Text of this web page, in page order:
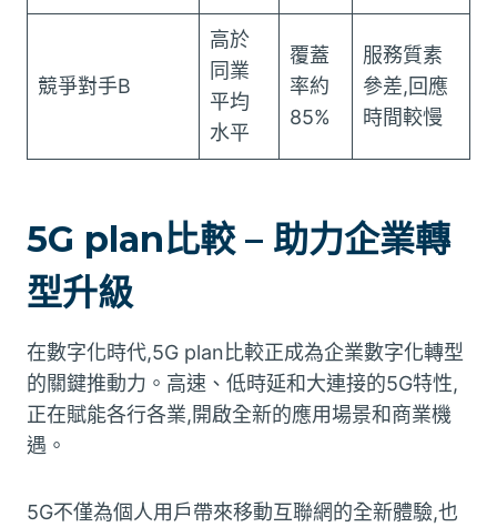
競爭對手B
高於
同業
平均
水平
覆蓋
率約
85%
服務質素
參差,回應
時間較慢
5G plan比較 – 助力企業轉
型升級
在數字化時代,5G plan比較正成為企業數字化轉型
的關鍵推動力。高速、低時延和大連接的5G特性,
正在賦能各行各業,開啟全新的應用場景和商業機
遇。
5G不僅為個人用戶帶來移動互聯網的全新體驗,也